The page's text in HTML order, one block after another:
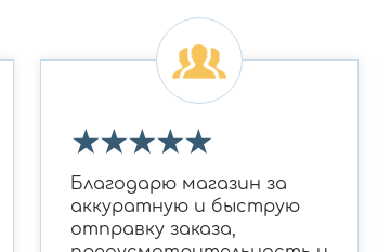
★★★★★
Благодарю магазин за
аккуратную и быструю
отправку заказа,